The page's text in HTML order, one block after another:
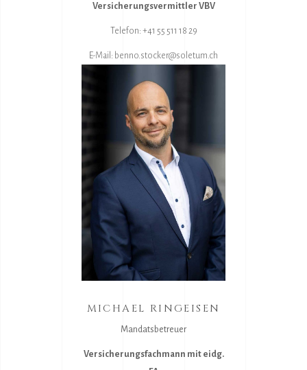
Versicherungsvermittler VBV
Telefon: +41 55 511 18 29
E-Mail: benno.stocker@soletum.ch
MICHAEL RINGEISEN
Mandatsbetreuer
Versicherungsfachmann mit eidg.